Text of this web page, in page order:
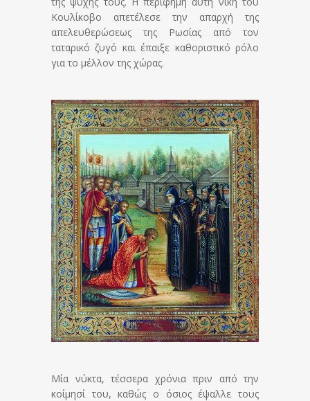
Κουλίκοβο απετέλεσε την απαρχή της
απελευθερώσεως της Ρωσίας από τον
ταταρικό ζυγό και έπαιξε καθοριστικό ρόλο
για το μέλλον της χώρας.
Μία νύκτα, τέσσερα χρόνια πριν από την
κοίμησί του, καθώς ο όσιος έψαλλε τους